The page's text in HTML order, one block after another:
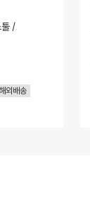
/
외배송